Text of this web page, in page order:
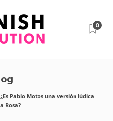
0
¿Es Pablo Motos una versión lúdica
Rosa?